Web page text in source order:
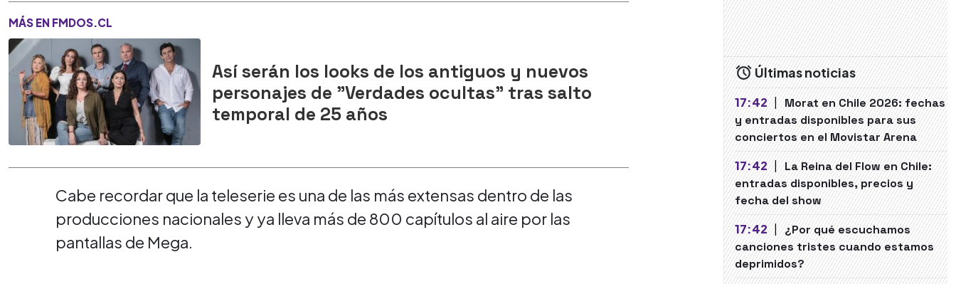
MÁS EN FMDOS.CL
Así serán los looks de los antiguos y nuevos
personajes de "Verdades ocultas" tras salto
temporal de 25 años
Cabe recordar que la teleserie es una de las más extensas dentro de las
producciones nacionales y ya lleva más de 800 capítulos al aire por las
pantallas de Mega.
Últimas noticias
17:42 | Morat en Chile 2026: fechas
y entradas disponibles para sus
conciertos en el Movistar Arena
17:42 | La Reina del Flow en Chile:
entradas disponibles, precios y
fecha del show
17:42 | ¿Por qué escuchamos
canciones tristes cuando estamos
deprimidos?